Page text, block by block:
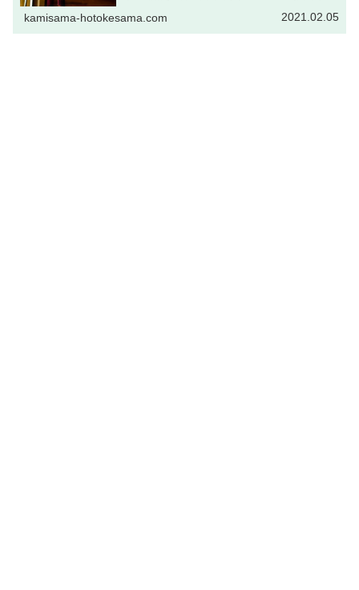
kamisama-hotokesama.com 2021.02.05